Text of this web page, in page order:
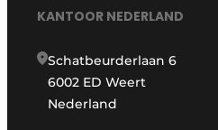
KANTOOR NEDERLAND
Schatbeurderlaan 6
6002 ED Weert
Nederland